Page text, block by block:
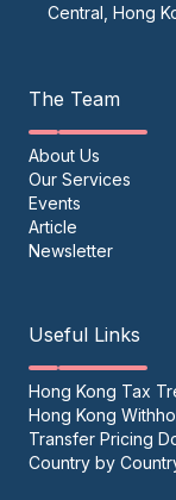
Central, Hong
The Team
About Us
Our Services
Events
Article
Newsletter
Useful Links
Hong Kong Tax
Hong Kong
Transfer Pricing
Country by